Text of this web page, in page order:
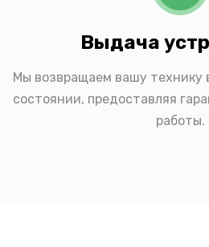
Выдача
Мы возвращаем вашу технику
состоянии, предоставляя
работы.